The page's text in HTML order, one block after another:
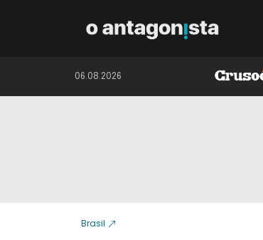
06.08.2026
Brasil